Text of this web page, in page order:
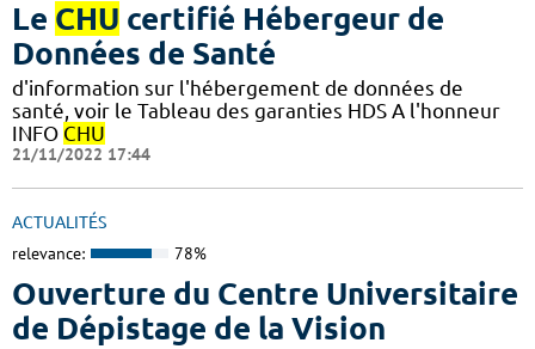
Le CHU certifié Hébergeur de
Données de Santé
d'information sur l'hébergement de données de
santé, voir le Tableau des garanties HDS A l'honneur
INFO CHU
21/11/2022 17:44
ACTUALITÉS
relevance: 78%
Ouverture du Centre Universitaire
de Dépistage de la Vision